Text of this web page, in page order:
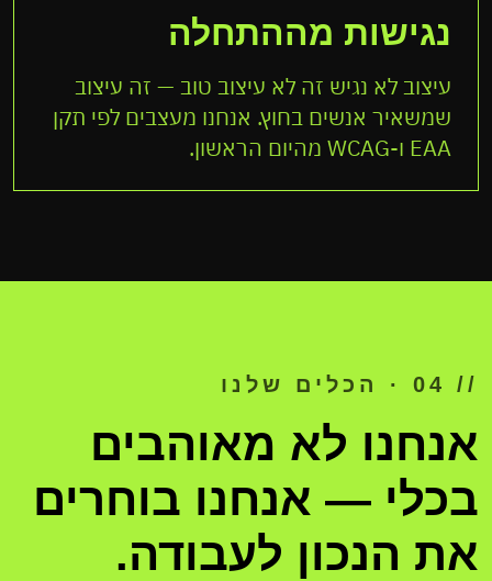
נגישות מההתחלה
עיצוב לא נגיש זה לא עיצוב טוב — זה עיצוב
שמשאיר אנשים בחוץ. אנחנו מעצבים לפי תקן
EAA ו-WCAG מהיום הראשון.
// 04 · הכלים שלנו
אנחנו לא מאוהבים
בכלי — אנחנו בוחרים
את הנכון לעבודה.